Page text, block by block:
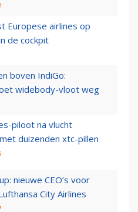
Europese airlines op
de cockpit
boven IndiGo:
widebody-vloot weg
piloot na vlucht
duizenden xtc-pillen
nieuwe CEO’s voor
City Airlines